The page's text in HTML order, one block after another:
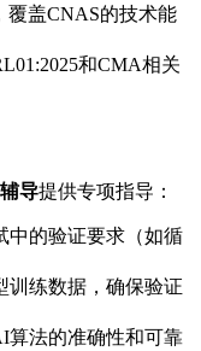
覆盖CNAS的技术能
和CMA相关
导提供专项指导：
中的验证要求（如循
训练数据，确保验证
算法的准确性和可靠